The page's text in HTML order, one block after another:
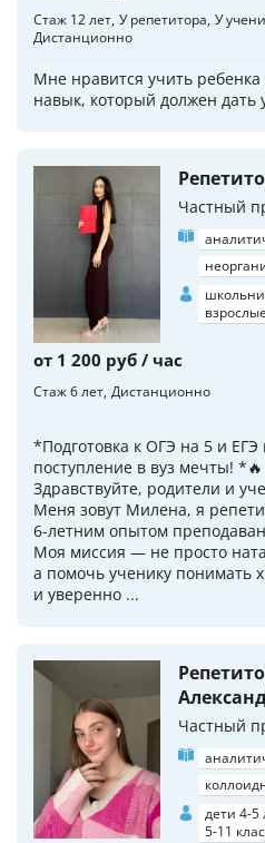
Стаж 12 лет У репетитора У
Дистанционно
Мне нравится учить
навык, который должен дать
Частный
взрослые
от 1 200 руб / час
Стаж 6 лет Дистанционно
*Подготовка к ОГЭ на 5 и
поступление в вуз мечты! *🔥
Здравствуйте, родители и
Меня зовут Милена, я
6-летним опытом
Моя миссия — не просто
а помочь ученику понимать
и уверенно ...
Частный
дети 4-5
5-11